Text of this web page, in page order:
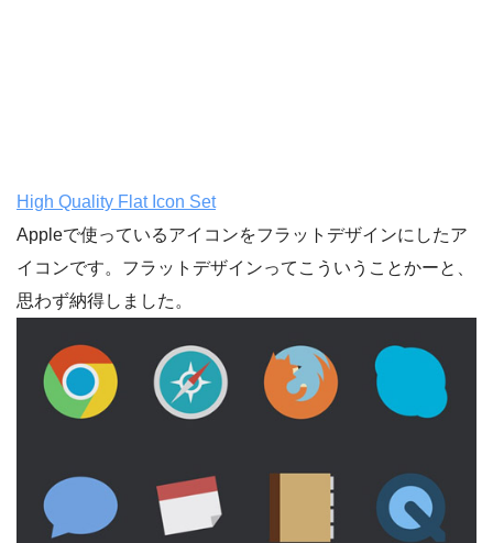
High Quality Flat Icon Set
Appleで使っているアイコンをフラットデザインにしたア
イコンです。フラットデザインってこういうことかーと、
思わず納得しました。